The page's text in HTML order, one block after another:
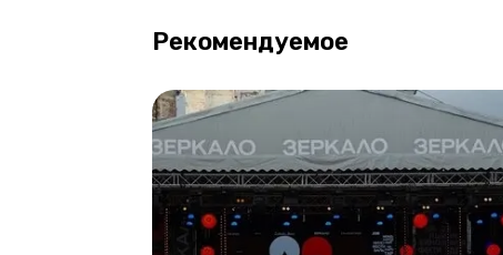
Рекомендуемое